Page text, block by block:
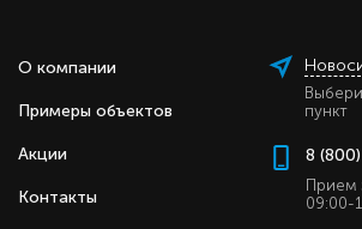
Настенные сплит-системы Haier
инвертор) имеют следующие
Максимальная длина трассы:
Максимальный перепад высот
15 м.
О компании
Примеры объектов
Акции
Контакты
пункт
8
Прием
09:00-